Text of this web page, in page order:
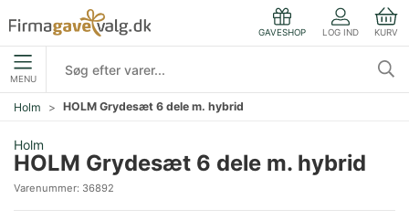
GAVESHOP LOG IND KURV
MENU
Holm HOLM Grydesæt 6 dele m. hybrid
Holm
HOLM Grydesæt 6 dele m. hybrid
Varenummer: 36892